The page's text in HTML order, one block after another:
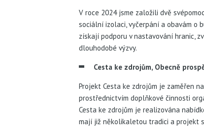
V roce 2024 jsme založili dvě
sociální izolaci, vyčerpání a obavám o
získají podporu v nastavování hranic,
dlouhodobé výzvy.
Cesta ke zdrojům, Obecně
Projekt Cesta ke zdrojům je zaměřen
prostřednictvím doplňkové činnosti
Cesta ke zdrojům je realizována
mají již několikaletou tradici a projekt